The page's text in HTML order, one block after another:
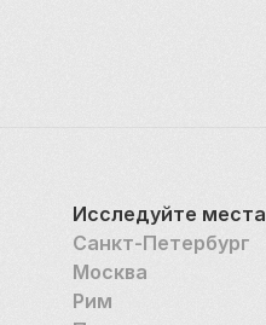
Исследуйте места
Санкт-Петербург
Москва
Рим